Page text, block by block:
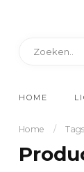
HOME
Home / Tags